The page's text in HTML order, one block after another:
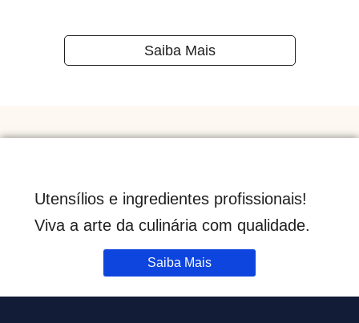
Saiba Mais
Utensílios e ingredientes profissionais!
Viva a arte da culinária com qualidade.
Saiba Mais